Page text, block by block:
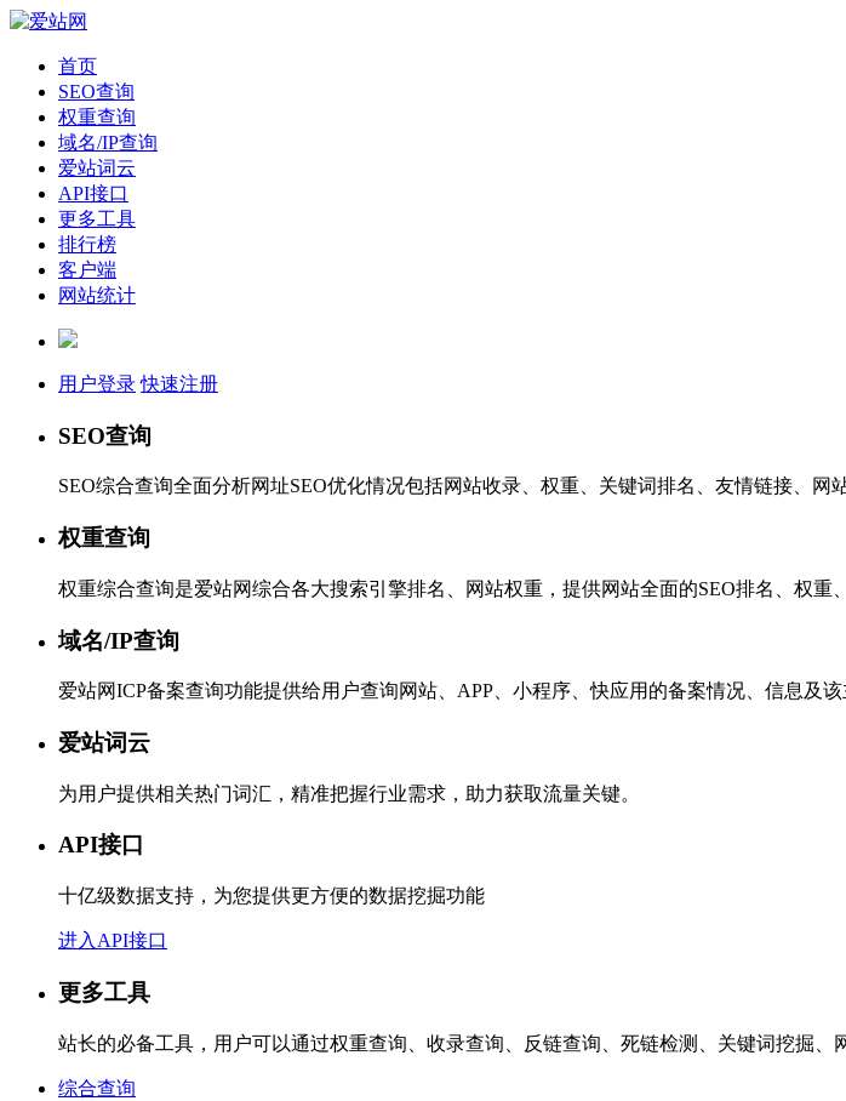
首页
SEO查询
权重查询
域名/IP查询
爱站词云
API接口
更多工具
排行榜
客户端
网站统计
用户登录 快速注册
SEO查询
SEO综合查询全面分析网址SEO优化情况包括网站收录、权重、关键词排名、友情链接、网
权重查询
权重综合查询是爱站网综合各大搜索引擎排名、网站权重，提供网站全面的SEO排名、权重
域名/IP查询
爱站网ICP备案查询功能提供给用户查询网站、APP、小程序、快应用的备案情况、信息及
爱站词云
为用户提供相关热门词汇，精准把握行业需求，助力获取流量关键。
API接口
十亿级数据支持，为您提供更方便的数据挖掘功能
进入API接口
更多工具
站长的必备工具，用户可以通过权重查询、收录查询、反链查询、死链检测、关键词挖掘、
综合查询